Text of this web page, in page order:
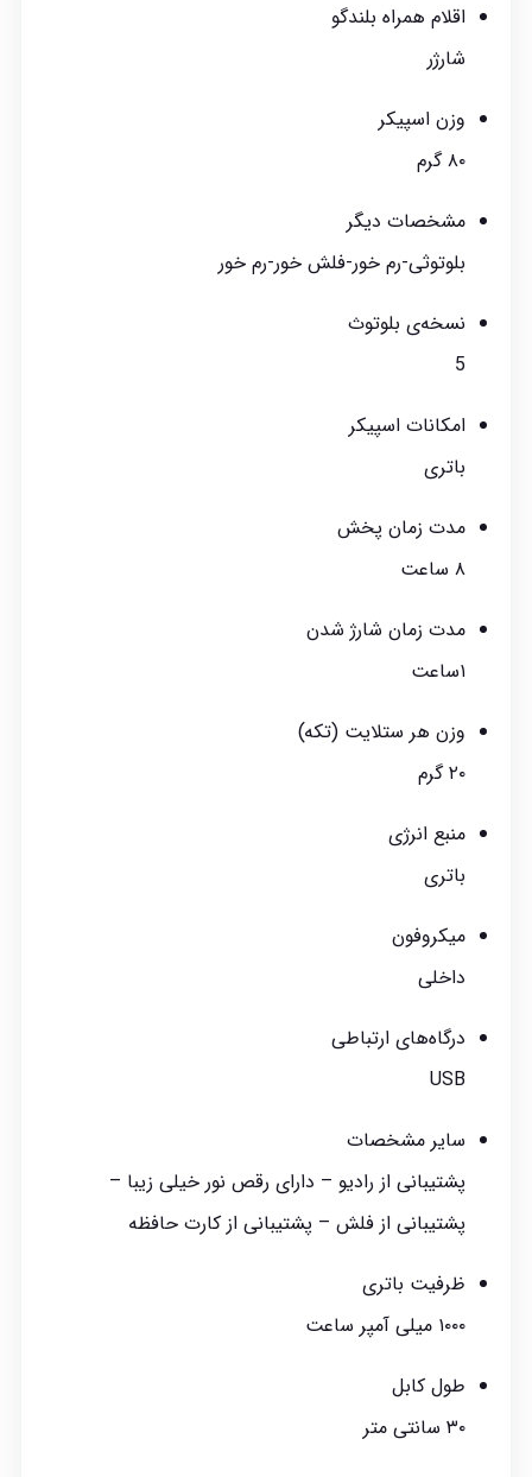
اقلام همراه بلندگو
شارژر
وزن اسپیکر
۸۰ گرم
مشخصات دیگر
بلوتوثی-رم خور-فلش خور-رم خور
نسخه‌ی بلوتوث
5
امکانات اسپیکر
باتری
مدت زمان پخش
۸ ساعت
مدت زمان شارژ شدن
۱ساعت
وزن هر ستلایت (تکه)
۲۰ گرم
منبع انرژی
باتری
میکروفون
داخلی
درگاه‌های ارتباطی
USB
سایر مشخصات
پشتیبانی از رادیو – دارای رقص نور خیلی زیبا –
پشتیبانی از فلش – پشتیبانی از کارت حافظه
ظرفیت باتری
۱۰۰۰ میلی آمپر ساعت
طول کابل
۳۰ سانتی متر